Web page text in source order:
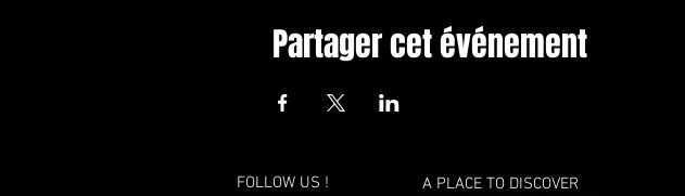
Partager cet événement
FOLLOW US ! A PLACE TO DISCOVER